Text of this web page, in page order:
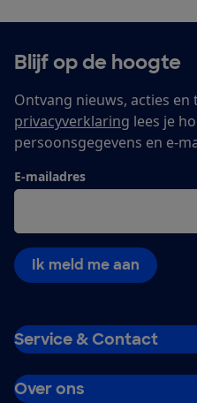
Blijf op de hoogte
Ontvang nieuws, acties
privacyverklaring lees je
persoonsgegevens en e-
E-mailadres
Ik meld me aan
Service & Contact
Over ons